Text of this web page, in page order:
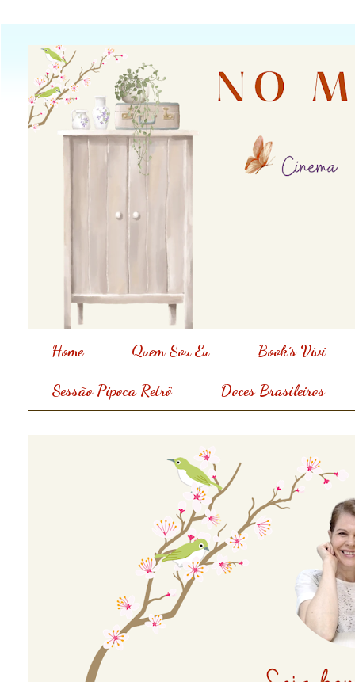
Home Quem Sou Eu Book´s Vivi
Sessão Pipoca Retrô Doces Brasileiros